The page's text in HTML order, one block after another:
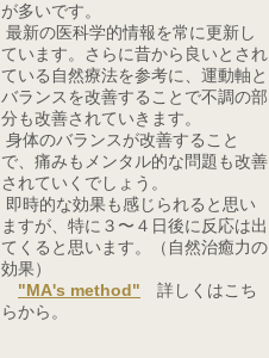
が多いです。
最新の医科学的情報を常に更新し
ています。さらに昔から良いとされ
ている自然療法を参考に、運動軸と
バランスを改善することで不調の部
分も改善されていきます。
身体のバランスが改善すること
で、痛みもメンタル的な問題も改善
されていくでしょう。
即時的な効果も感じられると思い
ますが、特に３〜４日後に反応は出
てくると思います。（自然治癒力の
効果）
"MA's method" 詳しくはこち
らから。